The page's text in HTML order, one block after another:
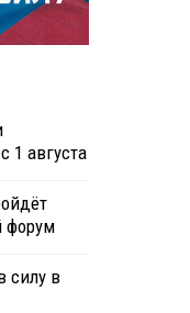
1 августа
форум
силу в